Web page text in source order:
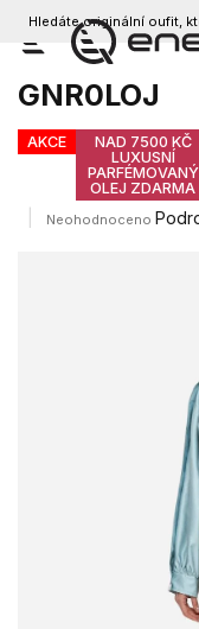
Přejít
obsah
Hledáte originální oufit,
Dámská
GNR0LOJ
AKCE
NAD 7500 KČ
LUXUSNÍ
PARFÉMOVANÝ
OLEJ ZDARMA
Průměrné
Neohodnoceno